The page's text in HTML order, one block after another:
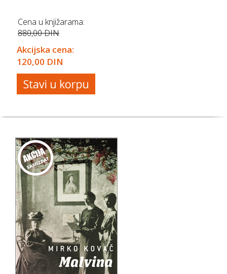
Cena u knjižarama:
880,00 DIN
Akcijska cena:
120,00 DIN